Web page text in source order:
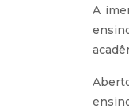
A